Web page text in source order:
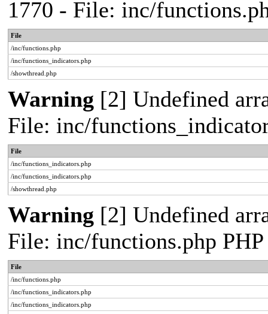
1770 - File: inc/
File
/inc/functions.php
/inc/functions_indicators.php
/showthread.php
Warning [2] Undefined
File: inc/
File
/inc/functions_indicators.php
/inc/functions_indicators.php
/showthread.php
Warning [2] Undefined
File: inc/functions.php
File
/inc/functions.php
/inc/functions_indicators.php
/inc/functions_indicators.php